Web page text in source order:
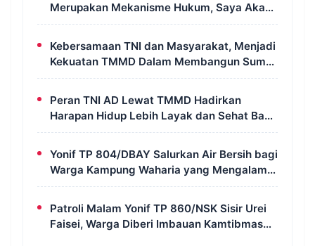
Merupakan Mekanisme Hukum, Saya Akan
Kooperatif Apabila Diminta Penyidik dan
Kebersamaan TNI dan Masyarakat, Menjadi
Kekuatan TMMD Dalam Membangun Sumur
Galian di Wanam
Peran TNI AD Lewat TMMD Hadirkan
Harapan Hidup Lebih Layak dan Sehat Bagi
Warga Kampung Wanam
Yonif TP 804/DBAY Salurkan Air Bersih bagi
Warga Kampung Waharia yang Mengalami
Krisis Air
Patroli Malam Yonif TP 860/NSK Sisir Urei
Faisei, Warga Diberi Imbauan Kamtibmas